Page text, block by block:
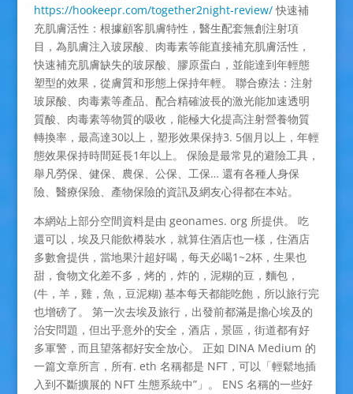
https://hookeepr.com/together2night-review/快速補
充肌膚活性：根據顧客肌膚特性，醫生配套無創注射項
目，為肌膚注入玻尿酸、肉毒素等能直接補充肌膚活性，
快速補充肌膚缺失的玻尿酸、膠原蛋白，並能達到年輕態
塑型的效果，從膚質和形態上保持年輕。 聯合療法：注射
玻尿酸、肉毒素等產品、配合精確波長的激光能加速透明
質酸、肉毒素等物質的吸收，能極大化提高注射營養物質
轉換率，最高達30以上，塑形效果保持3. 5個月以上，年輕
態效果保持時間延長1年以上。 保險是最常見的避險工具，
舉凡勞保、健保、農保、公保、工保… 還有各種人身保
險、醫療保險、產物保險的資訊及網友心得都在本站。
本網站上部分空間資料是由 geonames. org 所提供。 吃
還可以，埃及只能飲樽裝水，就算住酒店也一樣，住酒店
多數會提供，當地果汁超好喝，每天必喝1~2杯，生果也
甜，食物文化差不多，烤的，炸的，泥糊的豆，麵包，
(牛，羊，雞，魚，豆泥糊) 基本每天都能吃飽，所以旅行完
也增磅了。 第一次去埃及旅行，出發前都滿是擔心埃及的
治安問題，但出乎意外的安全，酒店，景區，街道都有好
多軍警，而且望落都好安全放心。 正如 DINA Medium 的
一篇文章所言，所有. eth 名稱都是 NFT，可以「輕鬆地插
入到不斷擴展的 NFT 生態系統中”」。 ENS 名稱的一些好